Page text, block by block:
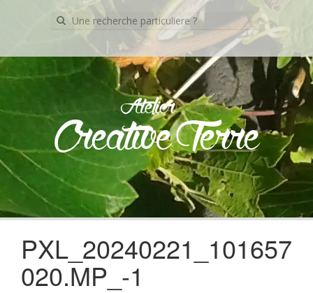
Recherche
pour:
Atelier
Creative Terre
Skip
to
PXL_20240221_101657
020.MP_-1